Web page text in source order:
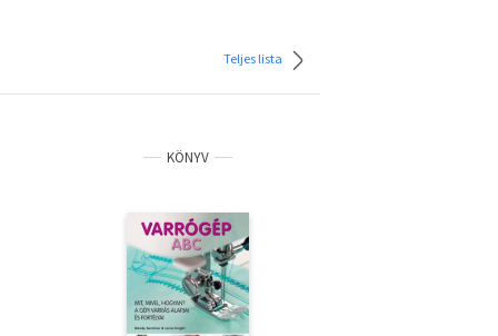
Teljes lista
KÖNYV